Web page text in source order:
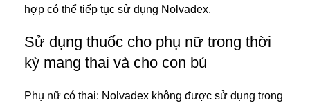
hợp có thể tiếp tục sử dụng Nolvadex.
Sử dụng thuốc cho phụ nữ trong thời
kỳ mang thai và cho con bú
Phụ nữ có thai: Nolvadex không được sử dụng trong